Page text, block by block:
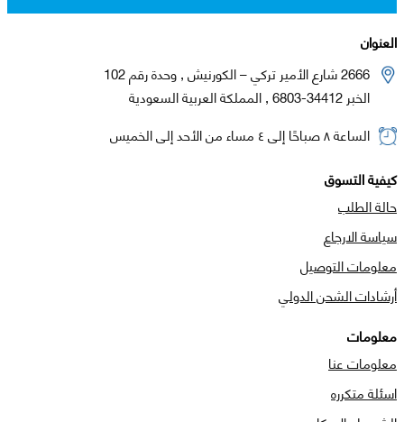
العنوان
2666 شارع الأمير تركي – الكورنيش , وحدة رقم 102
الخبر 34412-6803 , المملكة العربية السعودية
الساعة ٨ صباحًا إلى ٤ مساء من الأحد إلى الخميس
كيفية التسوق
حالة الطلب
سياسة الارجاع
معلومات التوصيل
أرشادات الشحن الدولي
معلومات
معلومات عنا
اسئلة متكرره